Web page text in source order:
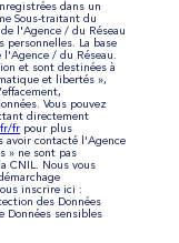
dans un
Sous-traitant du
l'Agence / du Réseau
personnelles. La base
/ du Réseau.
et sont destinées à
et libertés »,
Vous pouvez
directement
fr pour plus
avoir contacté l'Agence
» ne sont pas
CNIL. Nous vous
inscrire ici :
des Données
Données sensibles